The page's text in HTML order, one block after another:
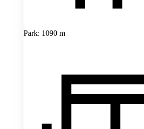
Park: 1090 m